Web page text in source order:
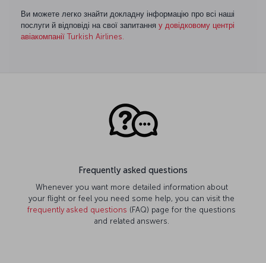
Ви можете легко знайти докладну інформацію про всі наші
послуги й відповіді на свої запитання у довідковому центрі
авіакомпанії Turkish Airlines.
Frequently asked questions
Whenever you want more detailed information about
your flight or feel you need some help, you can visit the
frequently asked questions (FAQ) page for the questions
and related answers.